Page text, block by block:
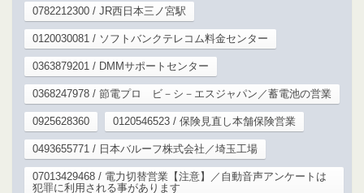
0782212300 / JR西日本三ノ宮駅
0120030081 / ソフトバンクテレコム料金センター
0363879201 / DMMサポートセンター
0368247978 / 節電プロ ビ－シ－エスジャパン／蓄電池の営業
0925628360 0120546523 / 保険見直し本舗保険営業
0493655771 / 日本バルーフ株式会社／埼玉工場
07013429468 / 電力切替営業【注意】／自動音声アンケートは
犯罪に利用される事があります